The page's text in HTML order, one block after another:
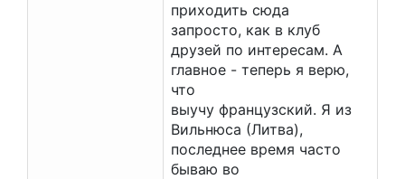
приходить сюда
запросто, как в клуб
друзей по интересам. А
главное - теперь я верю,
что
выучу французский. Я из
Вильнюса (Литва),
последнее время часто
бываю во